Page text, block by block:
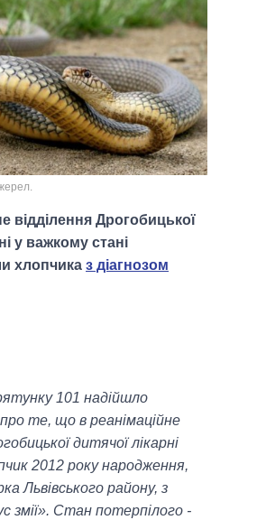
відділення Дрогобицької
у важкому стані
хлопчика з діагнозом
101 надійшло
те, що в реанімаційне
дитячої лікарні
2012 року народження,
Львівського району, з
змії». Стан потерпілого -